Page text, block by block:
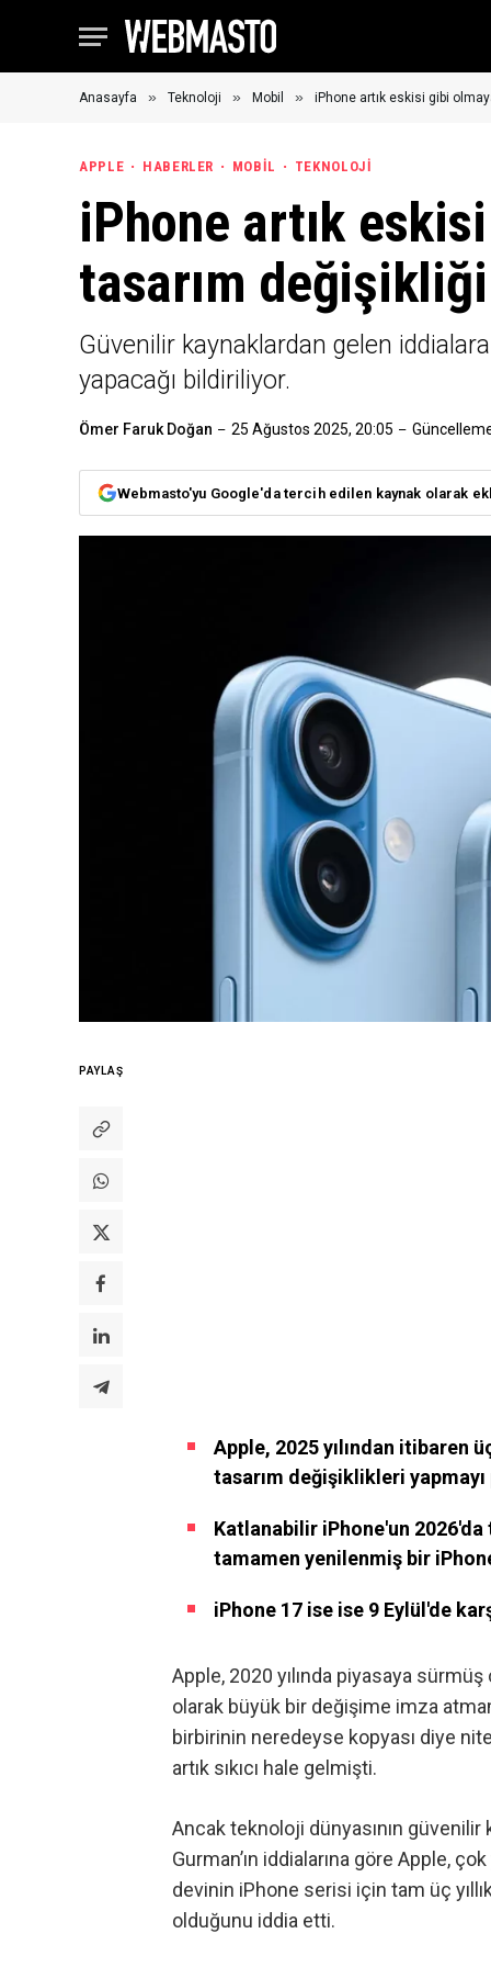
Anasayfa » Teknoloji » Mobil » iPhone artık eskisi gibi
APPLE HABERLER MOBIL TEKNOLOJI
iPhone artık
tasarım değişikliği
Güvenilir kaynaklardan gelen
yapacağı bildiriliyor.
Ömer Faruk Doğan 25 Ağustos 2025, 20:05
Webmasto'yu Google'da tercih edilen kaynak olarak
PAYLAŞ
Apple, 2025 yılından itibaren
tasarım değişiklikleri yapmayı
Katlanabilir iPhone'un 2026'da
tamamen yenilenmiş bir
iPhone 17 ise ise 9 Eylül'de
Apple, 2020 yılında piyasaya
olarak büyük bir değişime imza
birbirinin neredeyse kopyası diye
artık sıkıcı hale gelmişti.
Ancak teknoloji dünyasının güvenilir
Gurman’ın iddialarına göre Apple, çok
devinin iPhone serisi için tam üç
olduğunu iddia etti.